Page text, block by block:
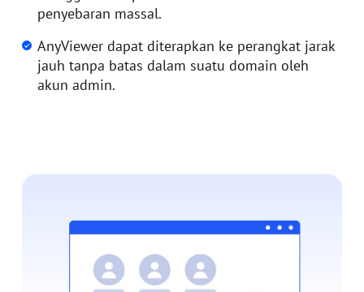
penyebaran massal.
AnyViewer dapat diterapkan ke perangkat jarak
jauh tanpa batas dalam suatu domain oleh
akun admin.